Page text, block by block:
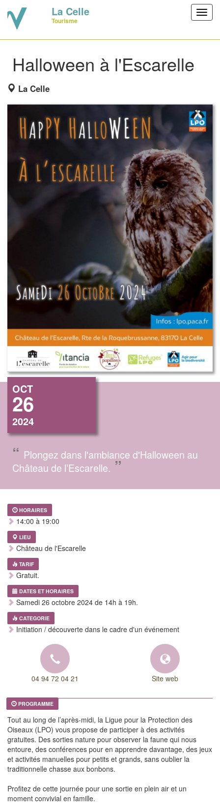
La Celle
Tourisme
Halloween à l'Escarelle
La Celle
OCT
26
2024
“ Plongez dans l'ambiance d'Halloween au
Château de l’Escarelle.”
HORAIRES
14:00 à 19:00
LIEU
Château de l'Escarelle
TARIF
Gratuit.
DATES ET HORAIRES
Samedi 26 octobre 2024 de 14h à 19h.
CATEGORIE
Initiation / découverte dans le cadre d'un événement
04 94 72 04 21 Site web
PROGRAMME
Tout au long de l’après-midi, la Ligue pour la Protection des
Oiseaux (LPO) vous propose de participer à des activités
gratuites. Des sorties nature pour observer la faune qui nous
entoure, des conférences pour en apprendre davantage, des jeux
et activités manuelles pour petits et grands, sans oublier la
traditionnelle chasse aux bonbons.
Profitez de cette journée pour une sortie en plein air et un
moment convivial en famille.